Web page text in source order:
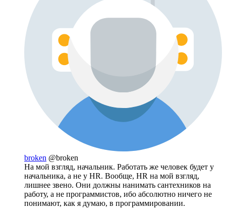
broken @broken
На мой взгляд, начальник. Работать же человек будет у
начальника, а не у HR. Вообще, HR на мой взгляд,
лишнее звено. Они должны нанимать сантехников на
работу, а не программистов, ибо абсолютно ничего не
понимают, как я думаю, в программировании.